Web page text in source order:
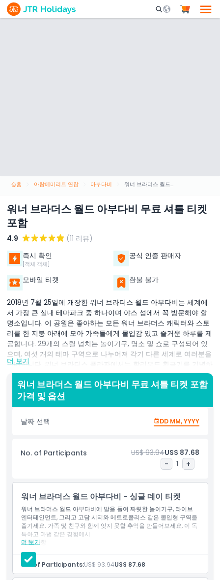
Mobile Search
홈 아랍에미리트 연합 아부다비 워너 브라더스 월드 아부다비 무료 셔틀 티켓 포함
워너 브라더스 월드 아부다비 무료 셔틀 티켓
포함
4.9
(11 리뷰)
즉시 확인
[객체 객체]
공식 인증 판매자
모바일 티켓 환불 불가
2018년 7월 25일에 개장한 워너 브라더스 월드 아부다비는 세계에
서 가장 큰 실내 테마파크 중 하나이며 야스 섬에서 꼭 방문해야 할
명소입니다. 이 공원은 좋아하는 모든 워너 브라더스 캐릭터와 스토
리를 한 지붕 아래에 모아 가족들에게 몰입감 있고 즐거운 하루를 제
공합니다. 29개의 스릴 넘치는 놀이기구, 명소 및 쇼로 구성되어 있
으며, 여섯 개의 테마 구역으로 나누어져 각기 다른 세계로 여러분을
안내합니다. 워너 브라더스 플라자에서는 할리우드 황금기를 기념하
는 우아한 아트 데코 스타일을 체험하고, 플린트스톤과 함께 선사 시
대 베드록 세계로 떠날 수 있습니다. 다이나마이트 협곡은 생동감 넘
치는 사막 풍경과 애니메이션 모험이 가득하며, 카툰 정션은 톰과 제
리, 벅스 버니, 스쿠비 두와 같은 고전 캐릭터의 집입니다. 고담 시티
에서는 배트맨과 악당들의 어둡고 스릴 넘치는 세계에 빠져들고, 메
트로폴리스에서는 슈퍼맨과 데일리 플래닛을 만날 수 있습니다. 완
는 모든 연령대에 짜릿한 재미와 가족 친화적 엔터테인먼트, 잊지 못
할 경험을 보장합니다.
포함 사항
아동 성인 정책
운영 시간
더 보기
워너 브라더스 월드 아부다비 무료 셔틀 티켓 포함
가격 및 옵션
날짜 선택 DD MM, YYYY
No. of Participants US$ 93.94US$ 87.68
-
1 +
워너 브라더스 월드 아부다비 - 싱글 데이 티켓
워너 브라더스 월드 아부다비에 발을 들여 짜릿한 놀이기구, 라이브
엔터테인먼트, 그리고 고담 시티와 메트로폴리스 같은 몰입형 구역을
즐기세요. 가족 및 친구와 함께 잊지 못할 추억을 만들어보세요, 이 독
특하고 마법 같은 경험에서.
더 보기
포함 사항
워너 브라더스 월드 아부다비, 1일권 단일 입장
모든 놀이기구 무제한 전일 이용 가능
No. of Participants:US$ 93.94US$ 87.68